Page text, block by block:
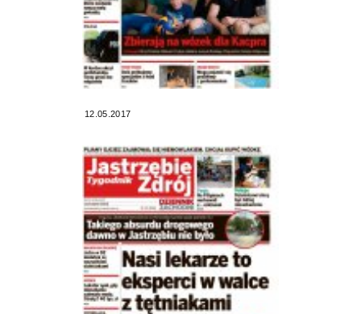
12.05.2017